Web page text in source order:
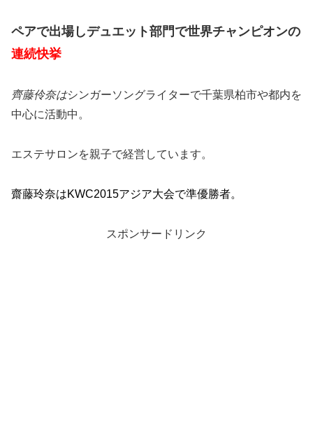
ペアで出場しデュエット部門で世界チャンピオンの
連続快挙
齊藤伶奈はシンガーソングライターで千葉県柏市や都内を
中心に活動中。
エステサロンを親子で経営しています。
齋藤玲奈はKWC2015アジア大会で準優勝者。
スポンサードリンク